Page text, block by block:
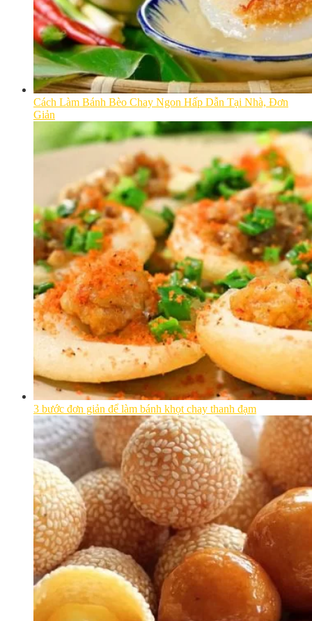
Cách Làm Bánh Bèo Chay Ngon Hấp Dẫn Tại Nhà, Đơn
Giản
3 bước đơn giản để làm bánh khọt chay thanh đạm